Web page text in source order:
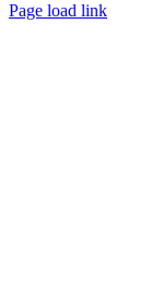
Page load link